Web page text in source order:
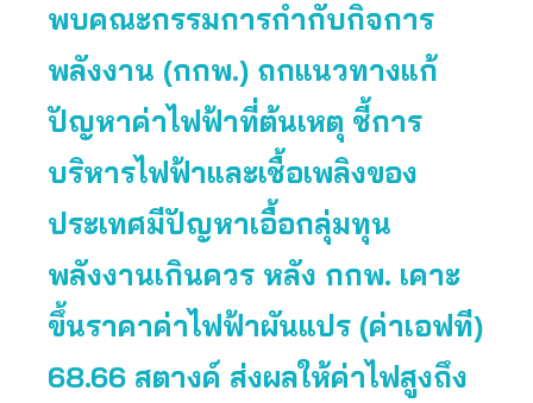
พบคณะกรรมการกำกับกิจการ
พลังงาน (กกพ.) ถกแนวทางแก้
ปัญหาค่าไฟฟ้าที่ต้นเหตุ ชี้การ
บริหารไฟฟ้าและเชื้อเพลิงของ
ประเทศมีปัญหาเอื้อกลุ่มทุน
พลังงานเกินควร หลัง กกพ. เคาะ
ขึ้นราคาค่าไฟฟ้าผันแปร (ค่าเอฟที)
68.66 สตางค์ ส่งผลให้ค่าไฟสูงถึง